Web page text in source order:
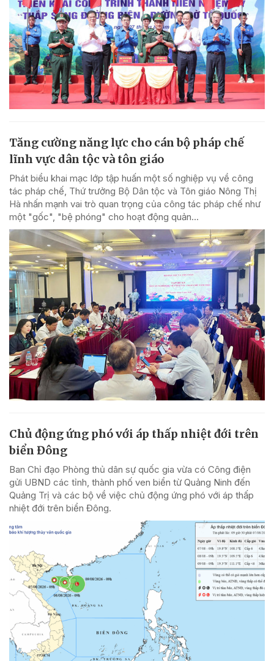
Tăng cường năng lực cho cán bộ pháp chế
lĩnh vực dân tộc và tôn giáo
Phát biểu khai mạc lớp tập huấn một số nghiệp vụ về công
tác pháp chế, Thứ trưởng Bộ Dân tộc và Tôn giáo Nông Thị
Hà nhấn mạnh vai trò quan trọng của công tác pháp chế như
một "gốc", "bệ phóng" cho hoạt động quản...
Chủ động ứng phó với áp thấp nhiệt đới trên
biển Đông
Ban Chỉ đạo Phòng thủ dân sự quốc gia vừa có Công điện
gửi UBND các tỉnh, thành phố ven biển từ Quảng Ninh đến
Quảng Trị và các bộ về việc chủ động ứng phó với áp thấp
nhiệt đới trên biển Đông.